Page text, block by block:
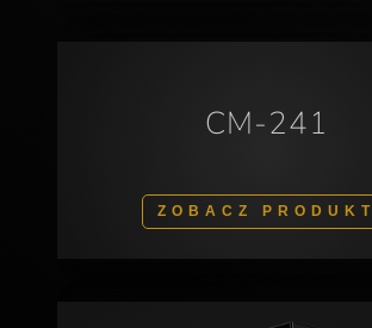
CM-241
ZOBACZ PRODUKT